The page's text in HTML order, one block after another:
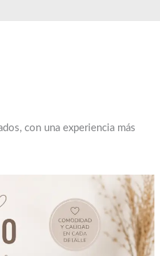
con una experiencia más